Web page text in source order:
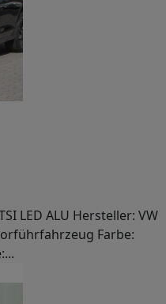
LED ALU Hersteller: VW
Farbe: